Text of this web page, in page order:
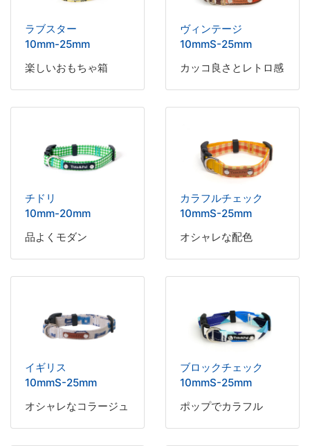
ラブスター
10mm-25mm
楽しいおもちゃ箱
ヴィンテージ
10mmS-25mm
カッコ良さとレトロ感
チドリ
10mm-20mm
品よくモダン
カラフルチェック
10mmS-25mm
オシャレな配色
イギリス
10mmS-25mm
オシャレなコラージュ
ブロックチェック
10mmS-25mm
ポップでカラフル